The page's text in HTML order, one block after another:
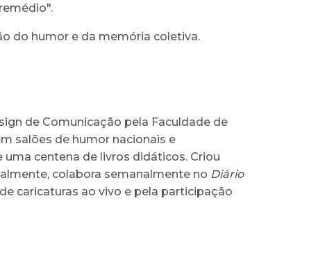
do humor e da memória coletiva.
de Comunicação pela Faculdade de
salões de humor nacionais e
centena de livros didáticos. Criou
colabora semanalmente no Diário
caricaturas ao vivo e pela participação